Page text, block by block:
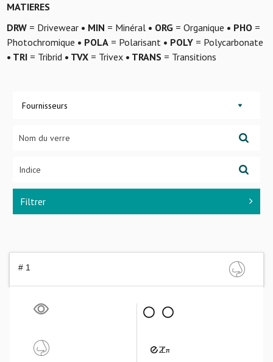
MATIERES
DRW= Drivewear • MIN = Minéral • ORG= Organique • PHO=
Photochromique • POLA= Polarisant • POLY= Polycarbonate
• TRI= Tribrid • TVX= Trivex • TRANS= Transitions
Fournisseurs
Filtrer
# 1